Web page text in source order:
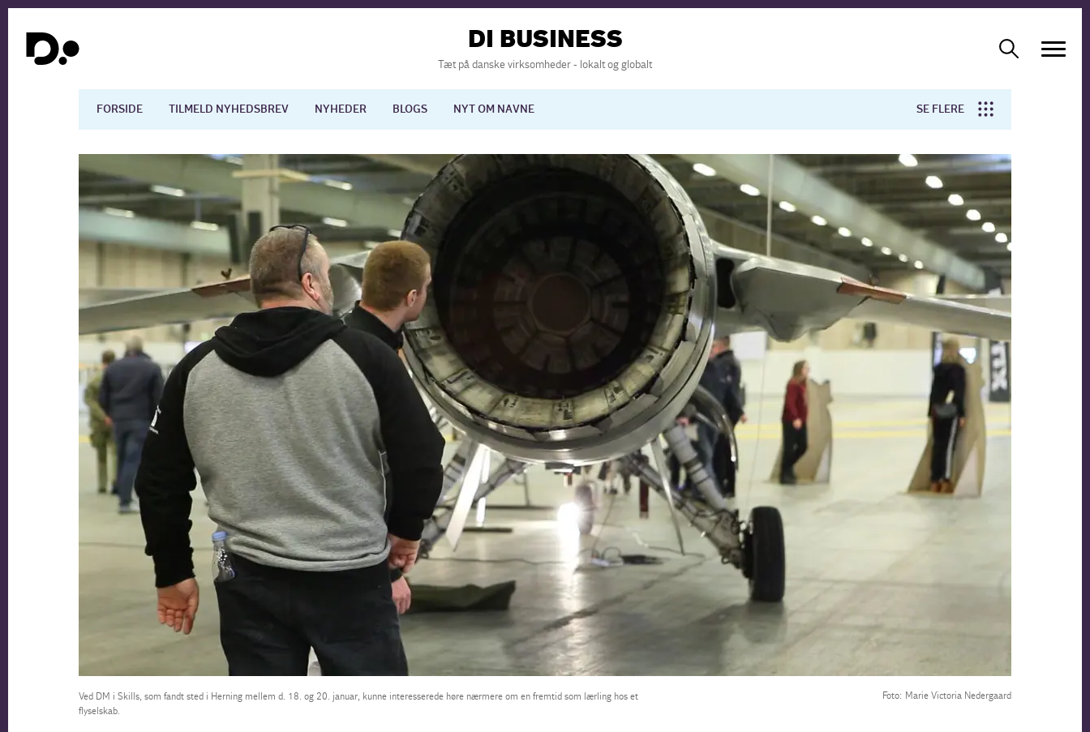
DI BUSINESS
Tæt på danske virksomheder - lokalt og globalt
FORSIDE TILMELD NYHEDSBREV NYHEDER BLOGS NYT OM NAVNE SE FLERE
Dansk økonomi Digitalisering International økonomi Arbejdsmiljø
Arbejdsmarkedet Uddannelse Forskning
Ved DM i Skills, som fandt sted i Herning mellem d. 18. og 20. januar, kunne interesserede høre nærmere om en fremtid som lærling hos et
flyselskab.
Foto: Marie Victoria Nedergaard